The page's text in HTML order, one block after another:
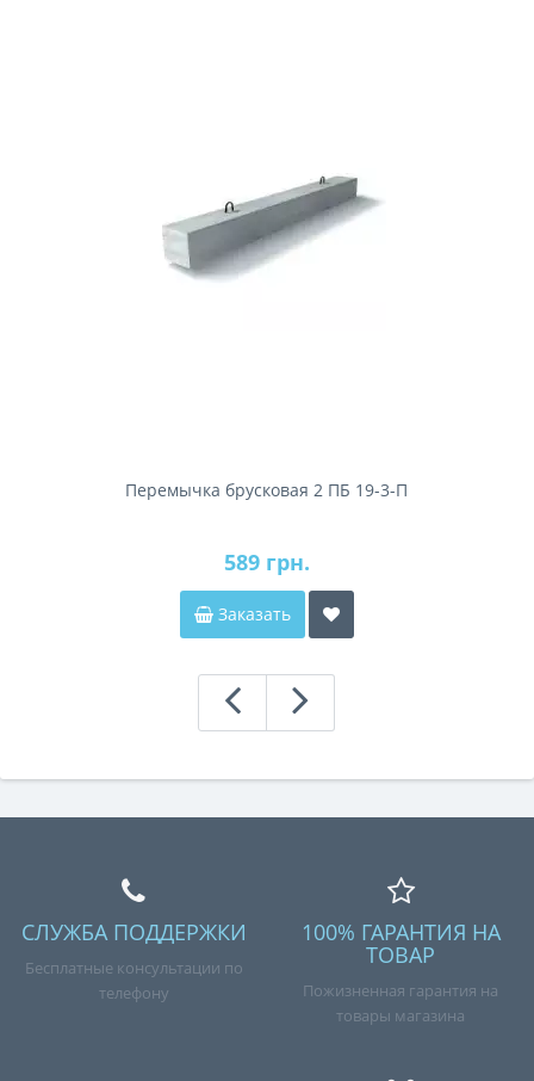
Перемычка брусковая 2 ПБ 19-3-П
589 грн.
Заказать
СЛУЖБА ПОДДЕРЖКИ
Бесплатные консультации по
телефону
100% ГАРАНТИЯ НА
ТОВАР
Пожизненная гарантия на
товары магазина